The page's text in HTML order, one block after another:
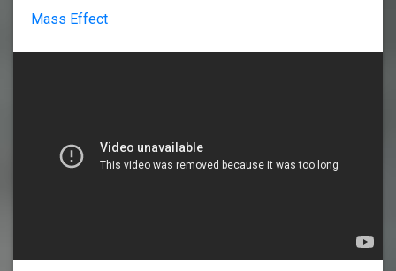
Mass Effect